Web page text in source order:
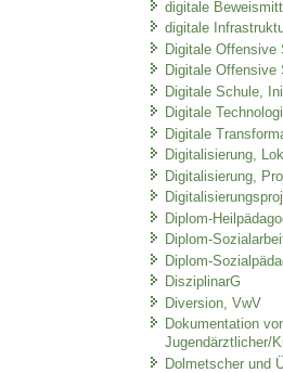
digitale
digitale
Digitale Offensive
Digitale Offensive
Digitale Schule,
Digitale
Digitale
Digitalisierung,
Digitalisierung,
Diplom-
Diplom-
Diplom-
DisziplinarG
Diversion, VwV
Dokumentation
Jugendärztlicher/
Dolmetscher und